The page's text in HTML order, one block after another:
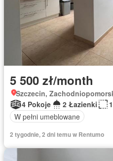
5 500 zł/month
Szczecin,
4 Pokoje
2 Łazienki
W pełni umeblowane
2 tygodnie, 2 dni temu w Rentumo